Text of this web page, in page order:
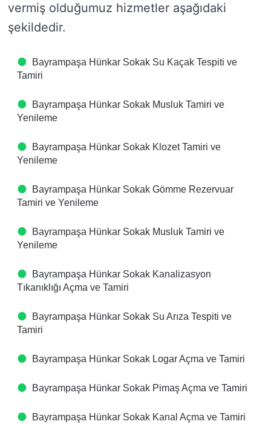
vermiş olduğumuz hizmetler aşağıdaki
şekildedir.
Bayrampaşa Hünkar Sokak Su Kaçak Tespiti ve
Tamiri
Bayrampaşa Hünkar Sokak Musluk Tamiri ve
Yenileme
Bayrampaşa Hünkar Sokak Klozet Tamiri ve
Yenileme
Bayrampaşa Hünkar Sokak Gömme Rezervuar
Tamiri ve Yenileme
Bayrampaşa Hünkar Sokak Musluk Tamiri ve
Yenileme
Bayrampaşa Hünkar Sokak Kanalizasyon
Tıkanıklığı Açma ve Tamiri
Bayrampaşa Hünkar Sokak Su Arıza Tespiti ve
Tamiri
Bayrampaşa Hünkar Sokak Logar Açma ve Tamiri
Bayrampaşa Hünkar Sokak Pimaş Açma ve Tamiri
Bayrampaşa Hünkar Sokak Kanal Açma ve Tamiri